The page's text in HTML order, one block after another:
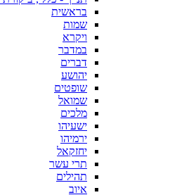
בראשית
שמות
ויקרא
במדבר
דברים
יהושע
שופטים
שמואל
מלכים
ישעיהו
ירמיהו
יחזקאל
תרי עשר
תהילים
איוב